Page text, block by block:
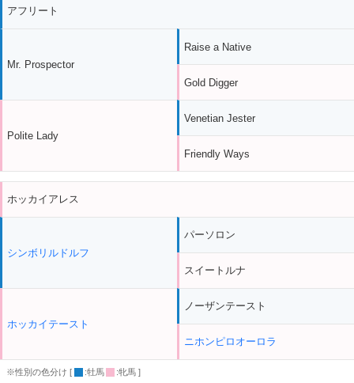
アフリート
Mr. Prospector
Polite Lady
Raise a Native
Gold Digger
Venetian Jester
Friendly Ways
ホッカイアレス
シンボリルドルフ
ホッカイテースト
パーソロン
スイートルナ
ノーザンテースト
ニホンピロオーロラ
※性別の色分け [ :牡馬 :牝馬 ]